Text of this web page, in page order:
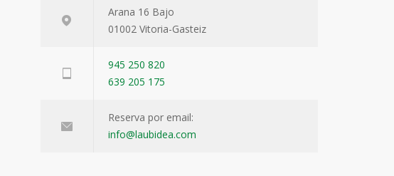
Arana 16 Bajo
01002 Vitoria-Gasteiz
945 250 820
639 205 175
Reserva por email:
info@laubidea.com